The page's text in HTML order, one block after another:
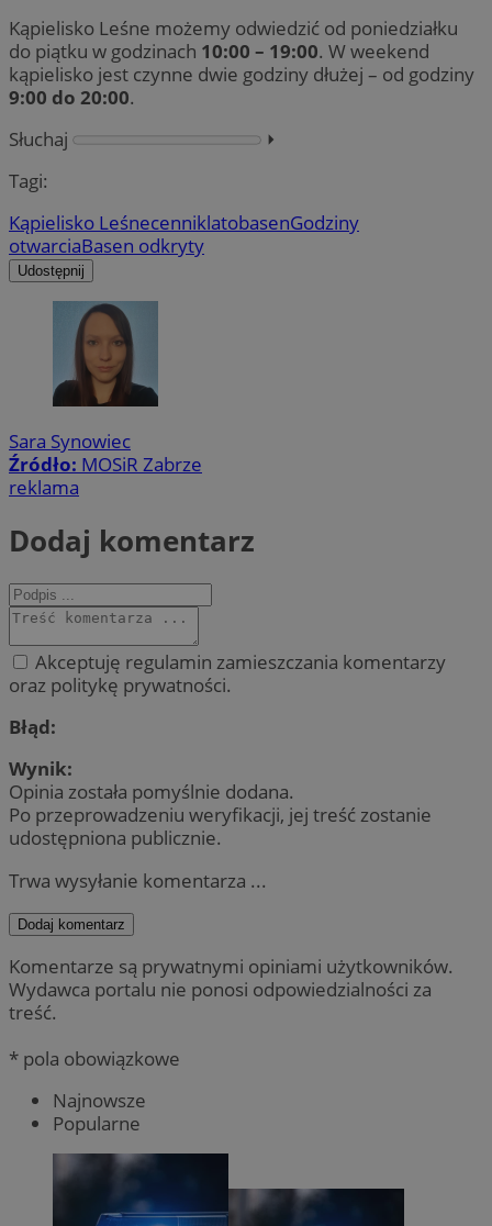
Kąpielisko Leśne możemy odwiedzić od poniedziałku
do piątku w godzinach 10:00 – 19:00. W weekend
kąpielisko jest czynne dwie godziny dłużej – od godziny
9:00 do 20:00.
Słuchaj
⏵︎
Tagi:
Kąpielisko LeśnecenniklatobasenGodziny
otwarciaBasen odkryty
Udostępnij
Sara Synowiec
Źródło: MOSiR Zabrze
reklama
Dodaj komentarz
Akceptuję regulamin zamieszczania komentarzy
oraz politykę prywatności.
Błąd:
Wynik:
Opinia została pomyślnie dodana.
Po przeprowadzeniu weryfikacji, jej treść zostanie
udostępniona publicznie.
Trwa wysyłanie komentarza ...
Dodaj komentarz
Komentarze są prywatnymi opiniami użytkowników.
Wydawca portalu nie ponosi odpowiedzialności za
treść.
* pola obowiązkowe
Najnowsze
Popularne